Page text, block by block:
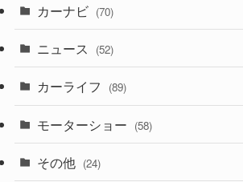
(50)
(43)
(6)
(9)
(58)
(28)
(27)
(26)
(1) (5)
カーナビ (70)
ニュース (52)
カーライフ (89)
モーターショー (58)
その他 (24)